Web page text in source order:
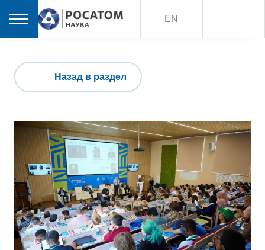
EN
Назад в раздел